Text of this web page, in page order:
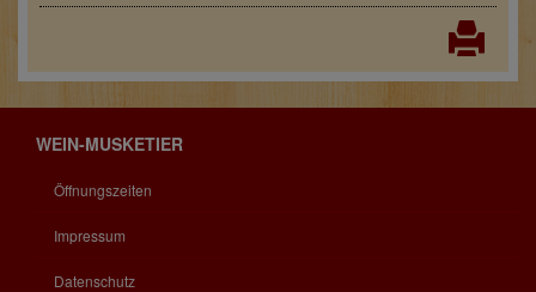
WEIN-MUSKETIER
Öffnungszeiten
Impressum
Datenschutz